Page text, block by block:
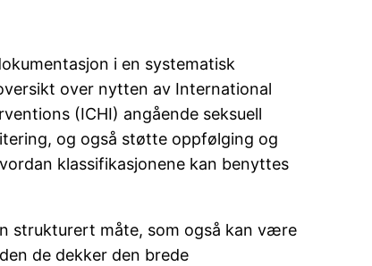
i en systematisk
over nytten av International
(ICHI) angående seksuell
og også støtte oppfølging og
klassifikasjonene kan benyttes
strukturert måte, som også kan være
de dekker den brede